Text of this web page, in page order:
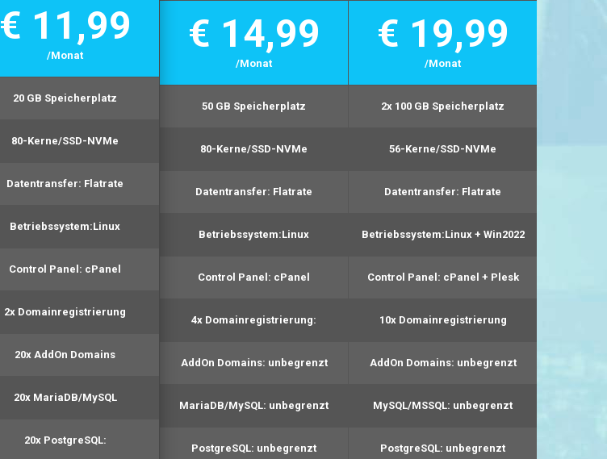
€ 11,99
/Monat
20 GB Speicherplatz
80-Kerne/SSD-NVMe
Datentransfer: Flatrate
Betriebssystem:Linux
Control Panel: cPanel
2x Domainregistrierung
20x AddOn Domains
20x MariaDB/MySQL
20x PostgreSQL:
€ 14,99
/Monat
50 GB Speicherplatz
80-Kerne/SSD-NVMe
Datentransfer: Flatrate
Betriebssystem:Linux
Control Panel: cPanel
4x Domainregistrierung:
AddOn Domains: unbegrenzt
MariaDB/MySQL: unbegrenzt
PostgreSQL: unbegrenzt
€ 19,99
/Monat
2x 100 GB Speicherplatz
56-Kerne/SSD-NVMe
Datentransfer: Flatrate
Betriebssystem:Linux + Win2022
Control Panel: cPanel + Plesk
10x Domainregistrierung
AddOn Domains: unbegrenzt
MySQL/MSSQL: unbegrenzt
PostgreSQL: unbegrenzt